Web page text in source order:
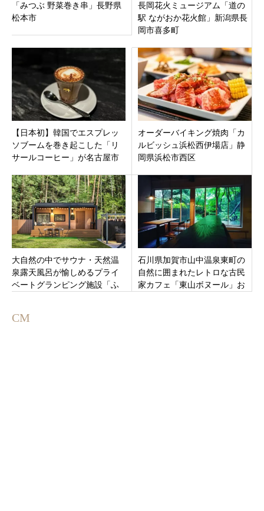
「みつぶ 野菜巻き串」長野県
松本市
長岡花火ミュージアム「道の
駅 ながおか花火館」新潟県長
岡市喜多町
【日本初】韓国でエスプレッ
ソブームを巻き起こした「リ
サールコーヒー」が名古屋市
スも
オーダーバイキング焼肉「カ
ルビッシュ浜松西伊場店」静
岡県浜松市西区
大自然の中でサウナ・天然温
泉露天風呂が愉しめるプライ
ベートグランピング施設「ふ
ープン
石川県加賀市山中温泉東町の
自然に囲まれたレトロな古民
家カフェ「東山ボヌール」お
CM